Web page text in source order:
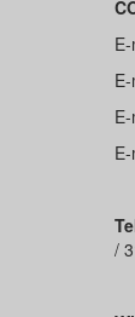
/